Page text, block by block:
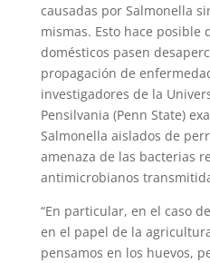
causadas por Salmonella
mismas. Esto hace posible
domésticos pasen
propagación de
investigadores de la
Pensilvania (Penn State)
Salmonella aislados de
amenaza de las bacterias
antimicrobianos
“En particular, en el caso
en el papel de la
pensamos en los huevos,